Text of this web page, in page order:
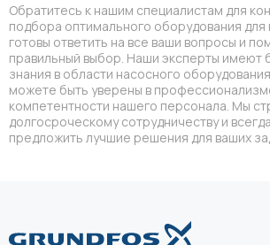
Обратитесь к нашим специалистам для
подбора оптимального оборудования
готовы ответить на все ваши вопросы и
правильный выбор. Наши эксперты имеют
знания в области насосного
можете быть уверены в
компетентности нашего персонала. Мы
долгосроческому сотрудничеству и
предложить лучшие решения для ваших